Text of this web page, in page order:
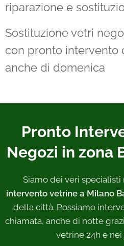
riparazione e
Sostituzione vetri
con pronto intervento
anche di domenica
Pronto
Negozi in zona
Siamo dei veri specialisti
intervento vetrine a Milano
della città. Possiamo
chiamata, anche di notte
vetrine 24h e